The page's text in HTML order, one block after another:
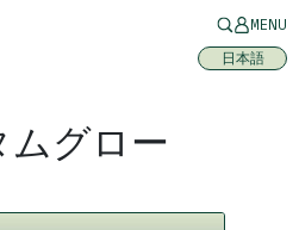
MENU
日本語
ムグロー